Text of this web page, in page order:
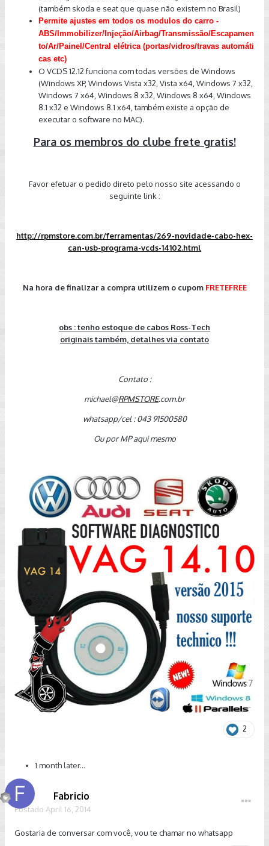
(também skoda e seat que quase não existem no Brasil)
Permite ajustes em todos os modulos do carro -
ABS/Immobilizer/Injeção/Airbag/Transmissão/Escapamen
to/Ar/Painel/Central elétrica (portas/vidros/travas automáti
cas etc)
O VCDS 12.12 funciona com todas versões de Windows
(Windows XP, Windows Vista x32, Vista x64, Windows 7 x32,
Windows 7 x64, Windows 8 x32, Windows 8 x64, Windows
8.1 x32 e Windows 8.1 x64, também existe a opção de
executar o software no MAC).
​Para os membros do clube frete gratis!
Favor efetuar o pedido direto pelo nosso site acessando o
seguinte link :
http://rpmstore.com.br/ferramentas/269-novidade-cabo-hex-
can-usb-programa-vcds-14102.html
Na hora de finalizar a compra utilizem o cupom FRETEFREE
obs : tenho estoque de cabos Ross-Tech
originais também, detalhes via contato
Contato :
michael@RPMSTORE.com.br
whatsapp/cel : 043 91500580
Ou por MP aqui mesmo
2
1 month later...
Fabricio
Postado April 16, 2014
Gostaria de conversar com você, vou te chamar no whatsapp